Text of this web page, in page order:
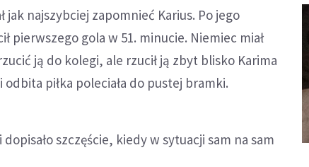
najszybciej zapomnieć Karius. Po jego
pierwszego gola w 51. minucie. Niemiec miał
ją do kolegi, ale rzucił ją zbyt blisko Karima
piłka poleciała do pustej bramki.
szczęście, kiedy w sytuacji sam na sam